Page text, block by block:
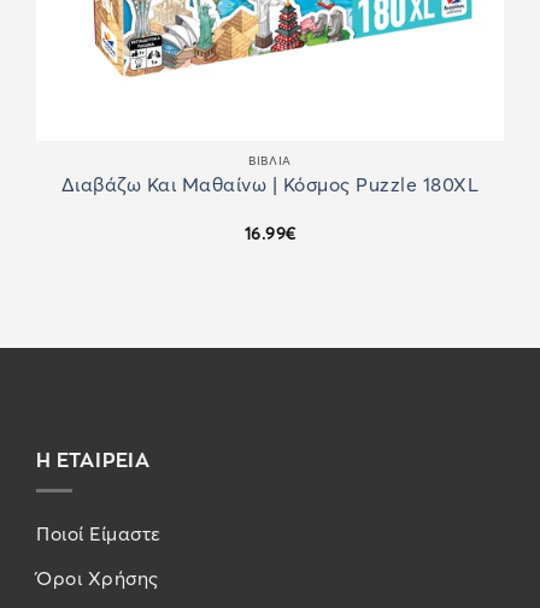
ΒΙΒΛΙΑ
Διαβάζω Και Μαθαίνω | Κόσμος Puzzle 180XL
16.99€
Η ΕΤΑΙΡΕΙΑ
Ποιοί Είμαστε
Όροι Χρήσης